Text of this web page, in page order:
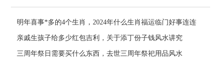
明年喜事*多的4个生肖，2024年什么生肖福运临门好事连连
亲戚生孩子给多少红包吉利，关于添丁份子钱风水讲究
三周年祭日需要买什么东西，去世三周年祭祀用品风水